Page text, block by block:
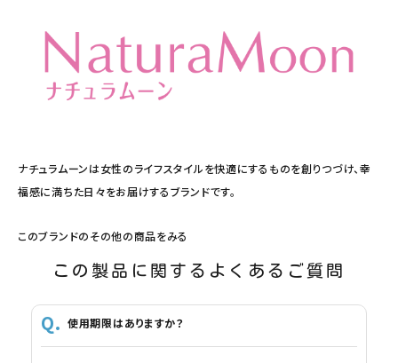
ナチュラムーンは女性のライフスタイルを快適にするものを創りつづけ、幸
福感に満ちた日々をお届けするブランドです。
このブランドのその他の商品をみる
この製品に関するよくあるご質問
使用期限はありますか？